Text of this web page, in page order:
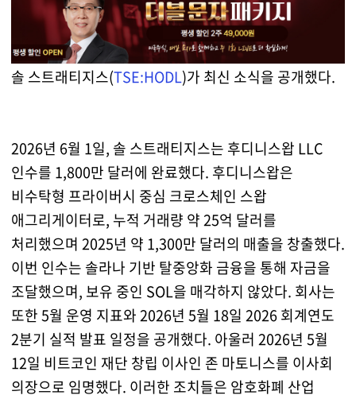
솔 스트래티지스(TSE:HODL)가 최신 소식을 공개했다.
2026년 6월 1일, 솔 스트래티지스는 후디니스왑 LLC
인수를 1,800만 달러에 완료했다. 후디니스왑은
비수탁형 프라이버시 중심 크로스체인 스왑
애그리게이터로, 누적 거래량 약 25억 달러를
처리했으며 2025년 약 1,300만 달러의 매출을 창출했다.
이번 인수는 솔라나 기반 탈중앙화 금융을 통해 자금을
조달했으며, 보유 중인 SOL을 매각하지 않았다. 회사는
또한 5월 운영 지표와 2026년 5월 18일 2026 회계연도
2분기 실적 발표 일정을 공개했다. 아울러 2026년 5월
12일 비트코인 재단 창립 이사인 존 마토니스를 이사회
의장으로 임명했다. 이러한 조치들은 암호화폐 산업